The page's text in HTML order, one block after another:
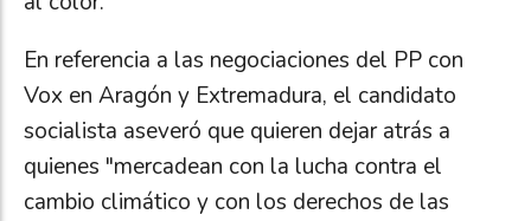
En referencia a las negociaciones del PP con
Vox en Aragón y Extremadura, el candidato
socialista aseveró que quieren dejar atrás a
quienes "mercadean con la lucha contra el
cambio climático y con los derechos de las